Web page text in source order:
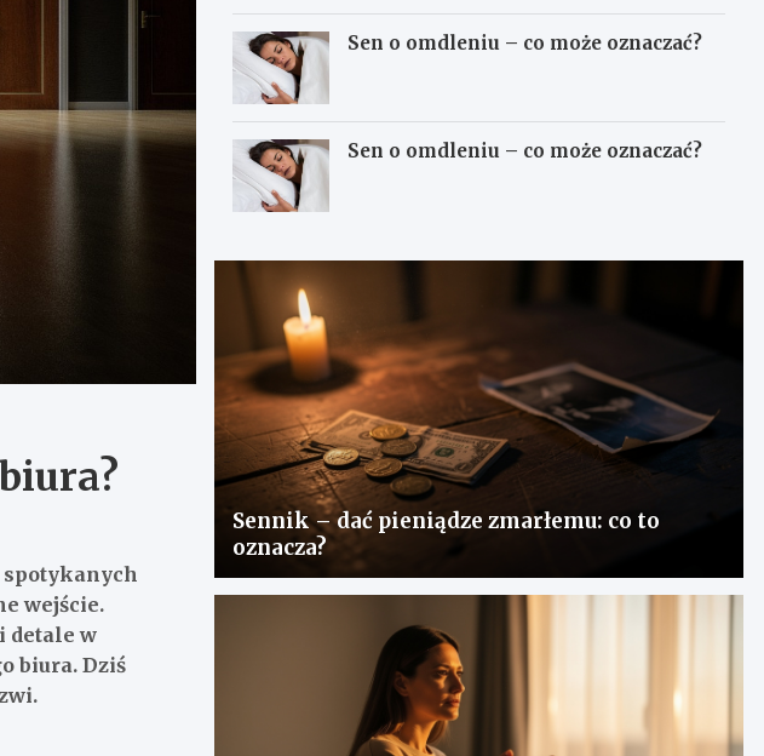
spotykanych
wejście.
detale w
biura. Dziś
Sen o omdleniu – co może oznaczać?
Sen o omdleniu – co może oznaczać?
Sennik – dać pieniądze zmarłemu: co to
oznacza?